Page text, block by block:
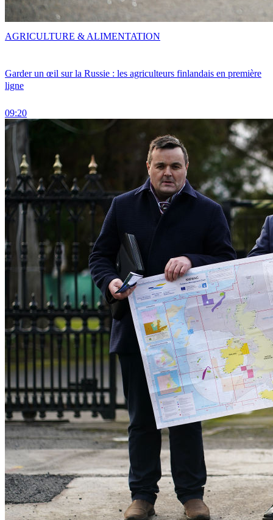
Garder un œil sur la Russie : les agriculteurs finlandais en première
ligne
09:20
AGRICULTURE & ALIMENTATION